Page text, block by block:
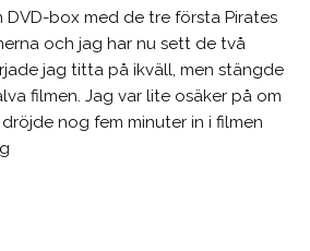
box med de tre första Pirates
och jag har nu sett de två
jag titta på ikväll, men stängde
filmen. Jag var lite osäker på om
nog fem minuter in i filmen